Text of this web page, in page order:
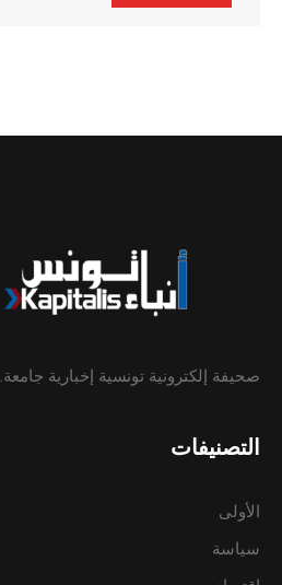
صحيفة إلكترونية تونسية إخبارية جامعة.
التصنيفات
الأولى
سياسة